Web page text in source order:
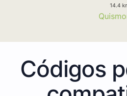
14.4
Códigos